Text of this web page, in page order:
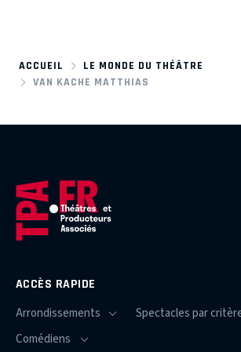
ACCUEIL
LE MONDE DU THÉÂTRE
VAN KACHE MATTHIAS
ACCÈS RAPIDE